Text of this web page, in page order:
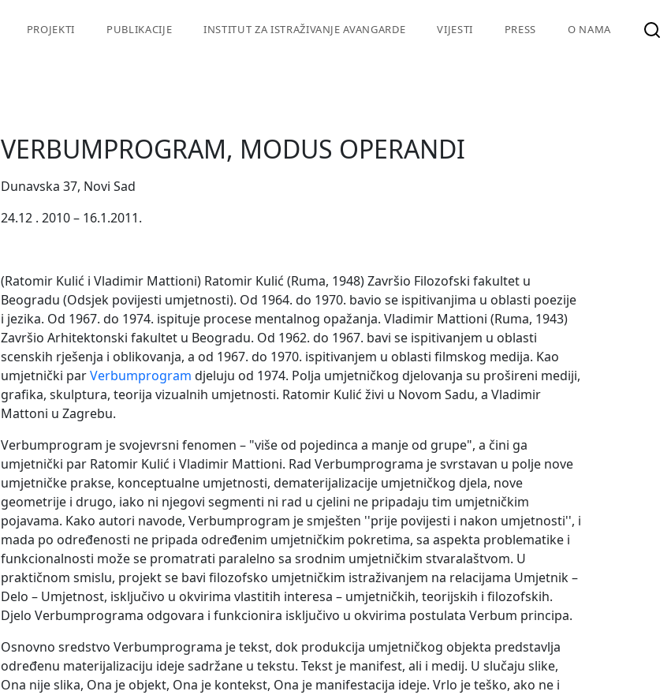
PROJEKTI PUBLIKACIJE INSTITUT ZA ISTRAŽIVANJE AVANGARDE VIJESTI PRESS O NAMA
VERBUMPROGRAM, MODUS OPERANDI
Dunavska 37, Novi Sad
24.12 . 2010 – 16.1.2011.
(Ratomir Kulić i Vladimir Mattioni) Ratomir Kulić (Ruma, 1948) Završio Filozofski fakultet u
Beogradu (Odsjek povijesti umjetnosti). Od 1964. do 1970. bavio se ispitivanjima u oblasti poezije
i jezika. Od 1967. do 1974. ispituje procese mentalnog opažanja. Vladimir Mattioni (Ruma, 1943)
Završio Arhitektonski fakultet u Beogradu. Od 1962. do 1967. bavi se ispitivanjem u oblasti
scenskih rješenja i oblikovanja, a od 1967. do 1970. ispitivanjem u oblasti filmskog medija. Kao
umjetnički parVerbumprogram djeluju od 1974. Polja umjetničkog djelovanja su prošireni mediji,
grafika, skulptura, teorija vizualnih umjetnosti. Ratomir Kulić živi u Novom Sadu, a Vladimir
Mattoni u Zagrebu.
Verbumprogram je svojevrsni fenomen – "više od pojedinca a manje od grupe", a čini ga
umjetnički par Ratomir Kulić i Vladimir Mattioni. Rad Verbumprograma je svrstavan u polje nove
umjetničke prakse, konceptualne umjetnosti, dematerijalizacije umjetničkog djela, nove
geometrije i drugo, iako ni njegovi segmenti ni rad u cjelini ne pripadaju tim umjetničkim
pojavama. Kako autori navode, Verbumprogram je smješten ''prije povijesti i nakon umjetnosti'', i
mada po određenosti ne pripada određenim umjetničkim pokretima, sa aspekta problematike i
funkcionalnosti može se promatrati paralelno sa srodnim umjetničkim stvaralaštvom. U
praktičnom smislu, projekt se bavi filozofsko umjetničkim istraživanjem na relacijama Umjetnik –
Delo – Umjetnost, isključivo u okvirima vlastitih interesa – umjetničkih, teorijskih i filozofskih.
Djelo Verbumprograma odgovara i funkcionira isključivo u okvirima postulata Verbum principa.
Osnovno sredstvo Verbumprograma je tekst, dok produkcija umjetničkog objekta predstavlja
određenu materijalizaciju ideje sadržane u tekstu. Tekst je manifest, ali i medij. U slučaju slike,
Ona nije slika, Ona je objekt, Ona je kontekst, Ona je manifestacija ideje. Vrlo je teško, ako ne i